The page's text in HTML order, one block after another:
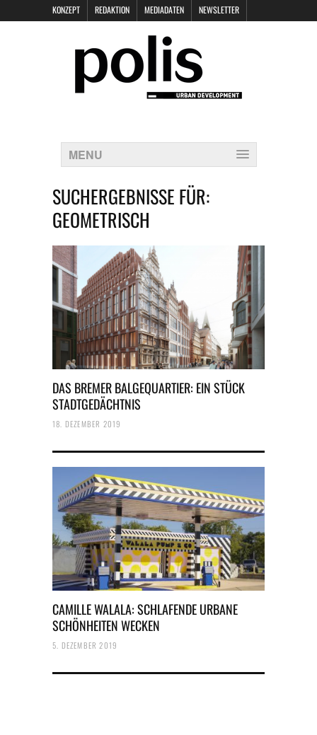
KONZEPT REDAKTION MEDIADATEN NEWSLETTER
DATENSCHUTZ
MENU
SUCHERGEBNISSE FÜR:
GEOMETRISCH
DAS BREMER BALGEQUARTIER: EIN STÜCK
STADTGEDÄCHTNIS
18. DEZEMBER 2019
CAMILLE WALALA: SCHLAFENDE URBANE
SCHÖNHEITEN WECKEN
5. DEZEMBER 2019